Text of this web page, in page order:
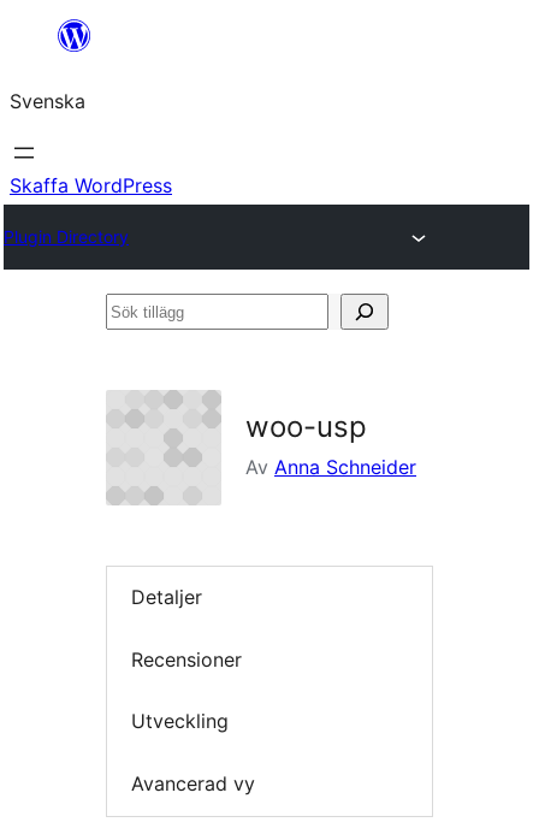
Hoppa
innehåll
Svenska
Skaffa WordPress
Plugin Directory
Sök
woo-usp
Av Anna Schneider
Detaljer
Recensioner
Utveckling
Avancerad vy